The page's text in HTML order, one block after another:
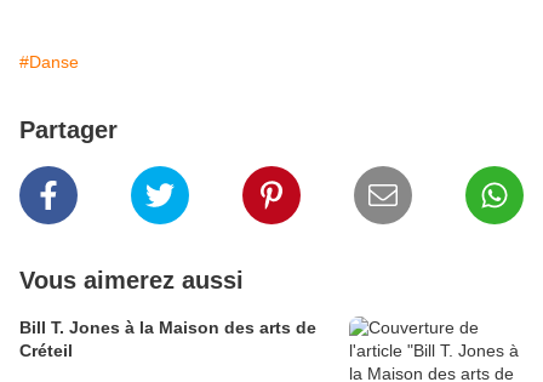
#Danse
Partager
Vous aimerez aussi
Bill T. Jones à la Maison des arts de
Créteil